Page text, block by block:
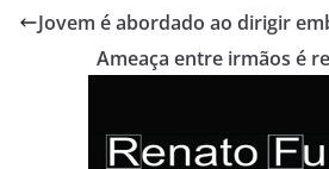
Jovem é abordado ao dirigir
Ameaça entre irmãos é